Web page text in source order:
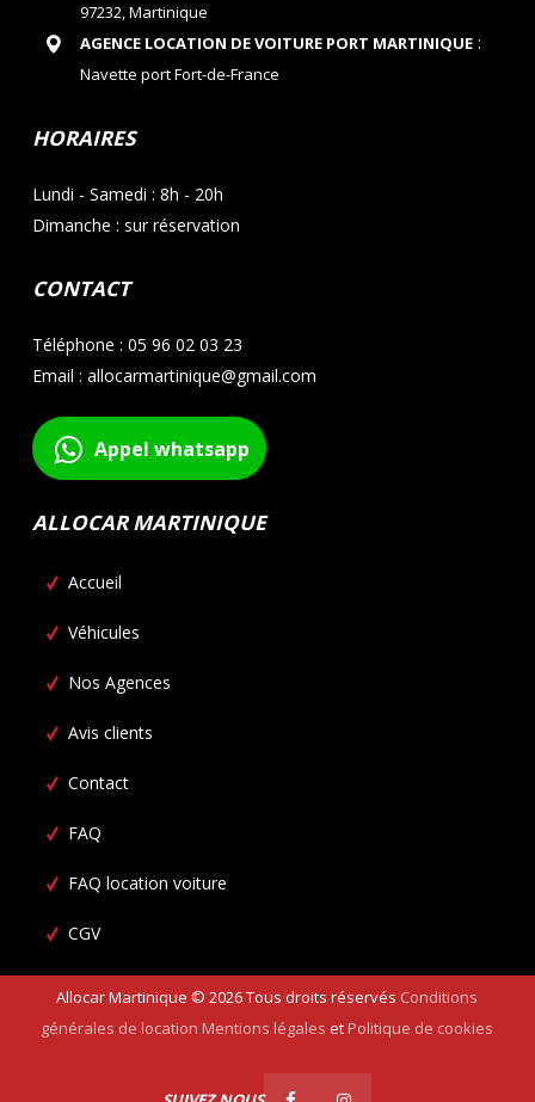
97232, Martinique
AGENCE LOCATION DE VOITURE PORT MARTINIQUE:
Navette port Fort-de-France
HORAIRES
Lundi - Samedi : 8h - 20h
Dimanche : sur réservation
CONTACT
Téléphone : 05 96 02 03 23
Email : allocarmartinique@gmail.com
Appel whatsapp
ALLOCAR MARTINIQUE
Accueil
Véhicules
Nos Agences
Avis clients
Contact
FAQ
FAQ location voiture
CGV
Allocar Martinique ©2026Tous droits réservés Conditions
générales de location Mentions légales et Politique de cookies